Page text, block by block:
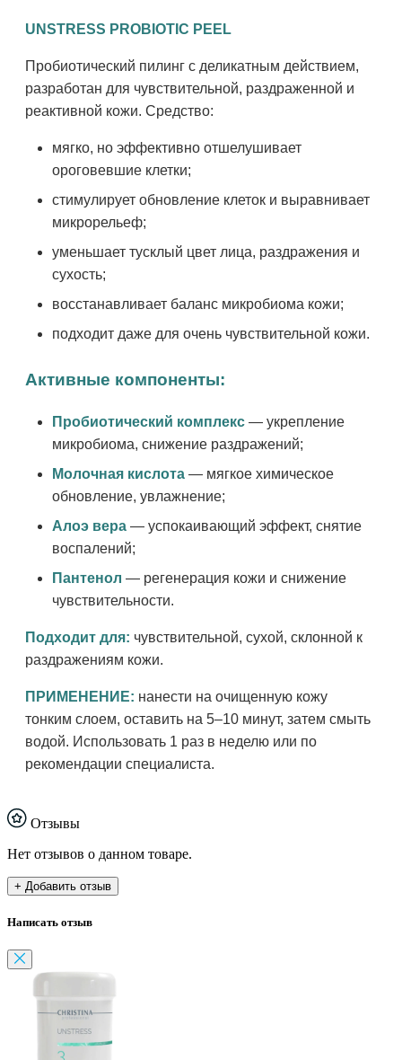
UNSTRESS PROBIOTIC PEEL
Пробиотический пилинг с деликатным действием,
разработан для чувствительной, раздраженной и
реактивной кожи. Средство:
мягко, но эффективно отшелушивает
ороговевшие клетки;
стимулирует обновление клеток и выравнивает
микрорельеф;
уменьшает тусклый цвет лица, раздражения и
сухость;
восстанавливает баланс микробиома кожи;
подходит даже для очень чувствительной кожи.
Активные компоненты:
Пробиотический комплекс — укрепление
микробиома, снижение раздражений;
Молочная кислота — мягкое химическое
обновление, увлажнение;
Алоэ вера — успокаивающий эффект, снятие
воспалений;
Пантенол — регенерация кожи и снижение
чувствительности.
Подходит для: чувствительной, сухой, склонной к
раздражениям кожи.
ПРИМЕНЕНИЕ: нанести на очищенную кожу
тонким слоем, оставить на 5–10 минут, затем смыть
водой. Использовать 1 раз в неделю или по
рекомендации специалиста.
Отзывы
Нет отзывов о данном товаре.
+ Добавить отзыв
Написать отзыв